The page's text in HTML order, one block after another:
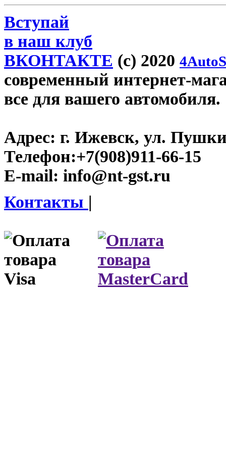
Вступай
в наш клуб
ВКОНТАКТЕ (c) 2020
современный интернет-
все для вашего автомобиля.
Адрес: г. Ижевск, ул.
Телефон:+7(908)911-66-15
E-mail: info@nt-gst.ru
Контакты |